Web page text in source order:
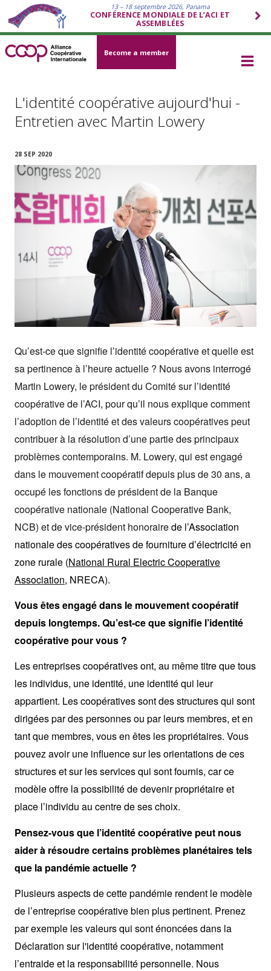
13 – 18 septembre 2026, Panama
CONFÉRENCE MONDIALE DE L’ACI ET
ASSEMBLÉES
Become a member
L'identité coopérative aujourd'hui -
Entretien avec Martin Lowery
28 SEP 2020
Qu’est-ce que signifie l’identité coopérative et quelle est
sa pertinence à l’heure actuelle ? Nous avons interrogé
Martin Lowery, le président du Comité sur l’identité
coopérative de l’ACI, pour qu’il nous explique comment
l’adoption de l’identité et des valeurs coopératives peut
contribuer à la résolution d’une partie des principaux
problèmes contemporains. M. Lowery, qui est engagé
dans le mouvement coopératif depuis plus de 30 ans, a
occupé les fonctions de président de la Banque
coopérative nationale (National Cooperative Bank,
NCB) et de vice-président honorairede l’Association
nationale des coopératives de fourniture d’électricité en
zone rurale (National Rural Electric Cooperative
Association, NRECA).
Vous êtes engagé dans le mouvement coopératif
depuis longtemps. Qu’est-ce que signifie l’identité
coopérative pour vous ?
Les entreprises coopératives ont, au même titre que tous
les individus, une identité, une identité qui leur
appartient. Les coopératives sont des structures qui sont
dirigées par des personnes ou par leurs membres, et en
tant que membres, vous en êtes les propriétaires. Vous
pouvez avoir une influence sur les orientations de ces
structures et sur les services qui sont fournis, car ce
modèle offre la possibilité de devenir propriétaire et
place l’individu au centre de ses choix.
Pensez-vous que l’identité coopérative peut nous
aider à résoudre certains problèmes planétaires tels
que la pandémie actuelle ?
Plusieurs aspects de cette pandémie rendent le modèle
de l’entreprise coopérative bien plus pertinent. Prenez
par exemple les valeurs qui sont énoncées dans la
Déclaration sur l'identité coopérative, notamment
l’entraide et la responsabilité personnelle. Nous